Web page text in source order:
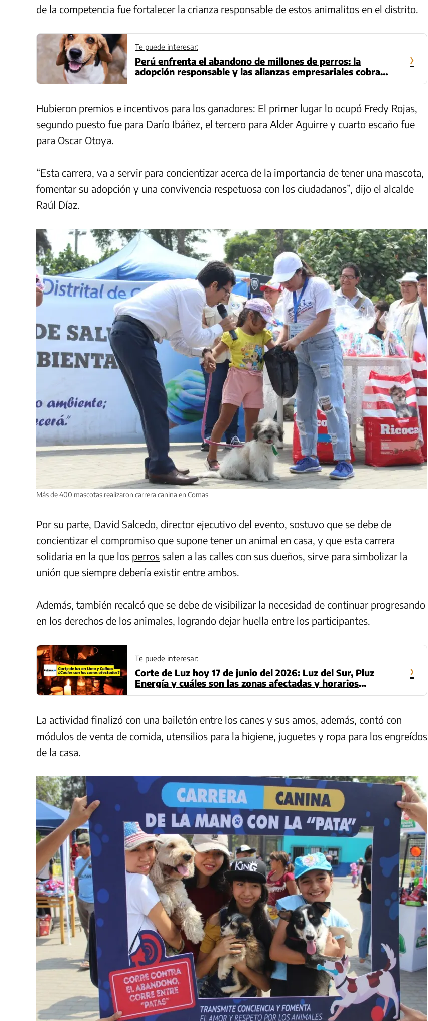
de la competencia fue fortalecer la crianza responsable de estos animalitos en el distrito.
Te puede interesar:
Perú enfrenta el abandono de millones de perros: la
adopción responsable y las alianzas empresariales cobran
mayor importancia
›
Hubieron premios e incentivos para los ganadores: El primer lugar lo ocupó Fredy Rojas,
segundo puesto fue para Darío Ibáñez, el tercero para Alder Aguirre y cuarto escaño fue
para Oscar Otoya.
“Esta carrera, va a servir para concientizar acerca de la importancia de tener una mascota,
fomentar su adopción y una convivencia respetuosa con los ciudadanos”, dijo el alcalde
Raúl Díaz.
Más de 400 mascotas realizaron carrera canina en Comas
Por su parte, David Salcedo, director ejecutivo del evento, sostuvo que se debe de
concientizar el compromiso que supone tener un animal en casa, y que esta carrera
solidaria en la que los perros salen a las calles con sus dueños, sirve para simbolizar la
unión que siempre debería existir entre ambos.
Además, también recalcó que se debe de visibilizar la necesidad de continuar progresando
en los derechos de los animales, logrando dejar huella entre los participantes.
Te puede interesar:
Corte de Luz hoy 17 de junio del 2026: Luz del Sur, Pluz
Energía y cuáles son las zonas afectadas y horarios
(Actualizado)
›
La actividad finalizó con una bailetón entre los canes y sus amos, además, contó con
módulos de venta de comida, utensilios para la higiene, juguetes y ropa para los engreídos
de la casa.